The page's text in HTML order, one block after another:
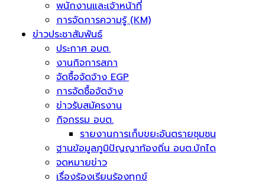
พนักงานและเจ้าหน้าที่
การจัดการความรู้ (KM)
ข่าวประชาสัมพันธ์
ประกาศ อบต.
งานกิจการสภา
จัดซื้อจัดจ้าง EGP
การจัดซื้อจัดจ้าง
ข่าวรับสมัครงาน
กิจกรรม อบต.
รายงานการเก็บขยะอันตรายชุมชน
ฐานข้อมูลภูมิปัญญาท้องถิ่น อบต.บักได
จดหมายข่าว
เรื่องร้องเรียนร้องทุกข์